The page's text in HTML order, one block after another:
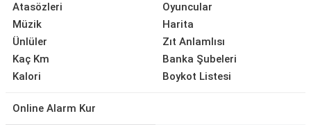
Atasözleri
Müzik
Ünlüler
Kaç Km
Kalori
Oyuncular
Harita
Zıt Anlamlısı
Banka Şubeleri
Boykot Listesi
Online Alarm Kur